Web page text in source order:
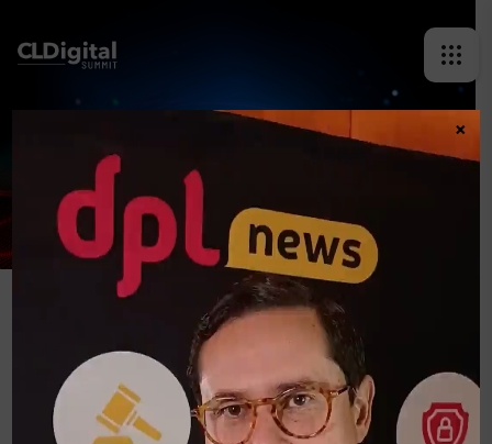
JUAN LUIS NÚÑEZ
×